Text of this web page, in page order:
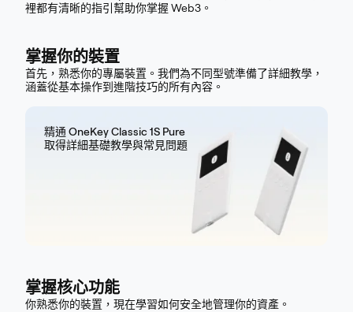
裡都有清晰的指引幫助你掌握 Web3。
掌握你的裝置
首先，熟悉你的專屬裝置。我們為不同型號準備了詳細教學，
涵蓋從基本操作到進階技巧的所有內容。
精通 OneKey Classic 1S Pure
取得詳細基礎教學與常見問題
掌握核心功能
你熟悉你的裝置，現在學習如何安全地管理你的資產。